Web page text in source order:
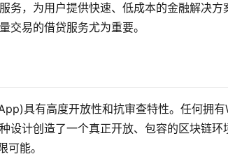
务，为用户提供快速、低成本的金融解决
交易的借贷服务尤为重要。
具有高度开放性和抗审查特性。任何拥
设计创造了一个真正开放、包容的区块链环
能。